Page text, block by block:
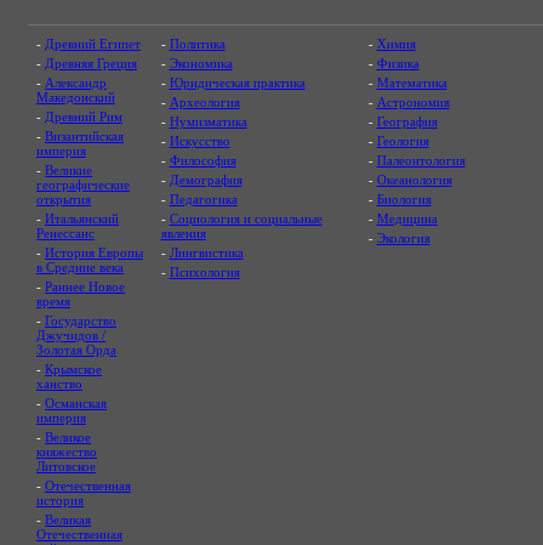
- Древний Египет
- Древняя Греция
- Александр
Македонский
- Древний Рим
- Византийская
империя
- Великие
географические
открытия
- Итальянский
Ренессанс
- История Европы
в Средние века
- Раннее Новое
время
- Государство
Джучидов /
Золотая Орда
- Крымское
ханство
- Османская
империя
- Великое
княжество
Литовское
- Отечественная
история
- Великая
Отечественная
- Политика
- Экономика
- Юридическая практика
- Археология
- Нумизматика
- Искусство
- Философия
- Демография
- Педагогика
- Социология и социальные
явления
- Лингвистика
- Психология
- Химия
- Физика
- Математика
- Астрономия
- География
- Геология
- Палеонтология
- Океанология
- Биология
- Медицина
- Экология